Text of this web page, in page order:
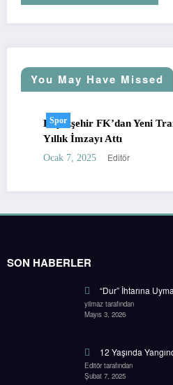
You May Have Missed
Spor
Başakşehir FK’dan Yeni
Yıllık İmzayı Attı
Ocak 7, 2025 Editör
SON HABERLER
“Dur” İhtarına
yilmaz tarafından
Mayıs 3, 2026
12 Yaşında
Editör tarafından
Şubat 7, 2025